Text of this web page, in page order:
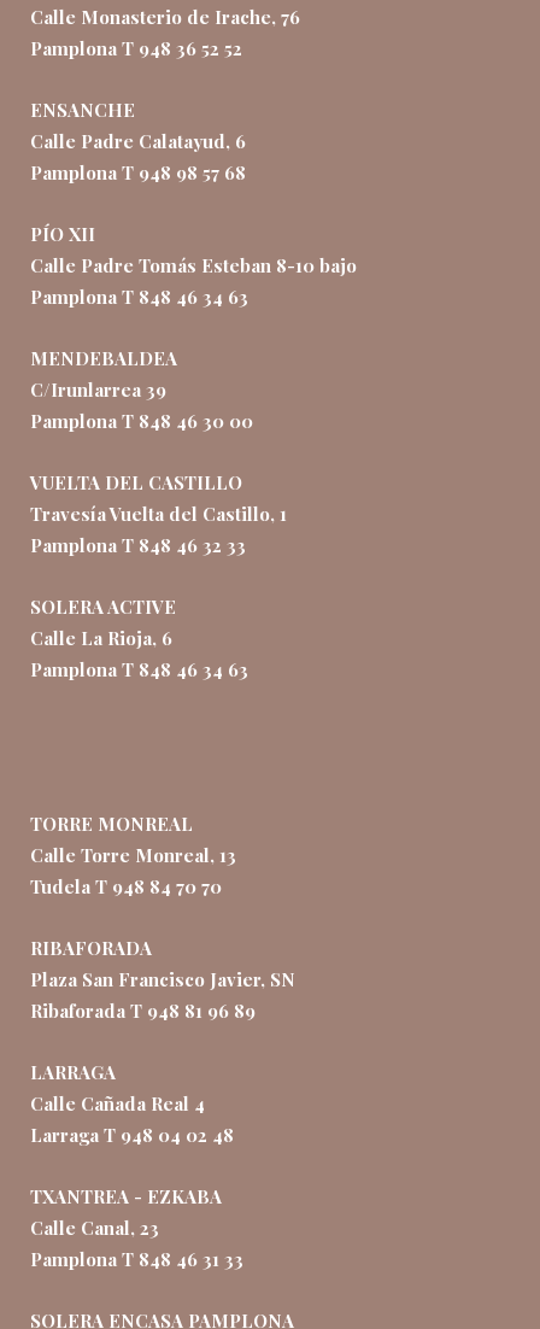
Calle Monasterio de Irache, 76
Pamplona T 948 36 52 52
ENSANCHE
Calle Padre Calatayud, 6
Pamplona T 948 98 57 68
PÍO XII
Calle Padre Tomás Esteban 8-10 bajo
Pamplona T 848 46 34 63
MENDEBALDEA
C/Irunlarrea 39
Pamplona T 848 46 30 00
VUELTA DEL CASTILLO
Travesía Vuelta del Castillo, 1
Pamplona T 848 46 32 33
SOLERA ACTIVE
Calle La Rioja, 6
Pamplona T 848 46 34 63
TORRE MONREAL
Calle Torre Monreal, 13
Tudela T 948 84 70 70
RIBAFORADA
Plaza San Francisco Javier, SN
Ribaforada T 948 81 96 89
LARRAGA
Calle Cañada Real 4
Larraga T 948 04 02 48
TXANTREA - EZKABA
Calle Canal, 23
Pamplona T 848 46 31 33
SOLERA ENCASA PAMPLONA